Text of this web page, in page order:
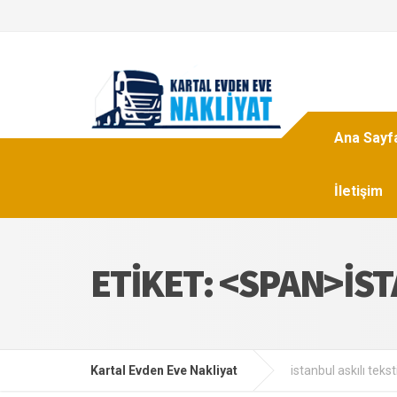
Ana
İletişim
ETIKET:
Kartal Evden Eve Nakliyat istanbul askılı